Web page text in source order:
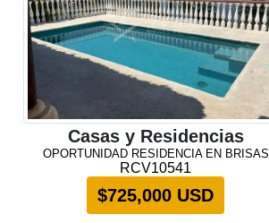
Casas y Residencias
OPORTUNIDAD RESIDENCIA EN BRISAS
RCV10541
$725,000 USD